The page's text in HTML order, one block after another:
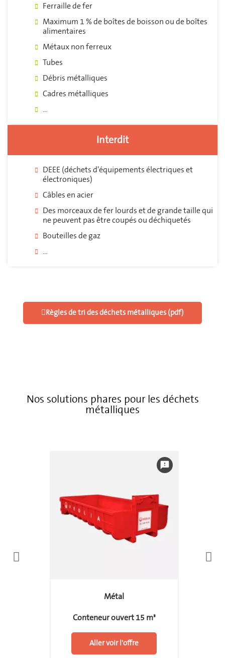
Ferraille de fer
Maximum 1 % de boîtes de boisson ou de boîtes
alimentaires
Métaux non ferreux
Tubes
Débris métalliques
Cadres métalliques
...
Interdit
DEEE (déchets d'équipements électriques et
électroniques)
Câbles en acier
Des morceaux de fer lourds et de grande taille qui
ne peuvent pas être coupés ou déchiquetés
Bouteilles de gaz
...
Règles de tri des déchets métalliques (pdf)
Nos solutions phares pour les déchets
métalliques
feedback
Métal
Conteneur ouvert 15 m³
Aller voir l'offre